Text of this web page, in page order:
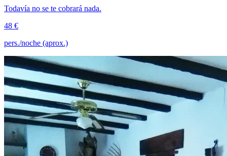
Todavía no se te cobrará nada.
48 €
pers./noche (aprox.)